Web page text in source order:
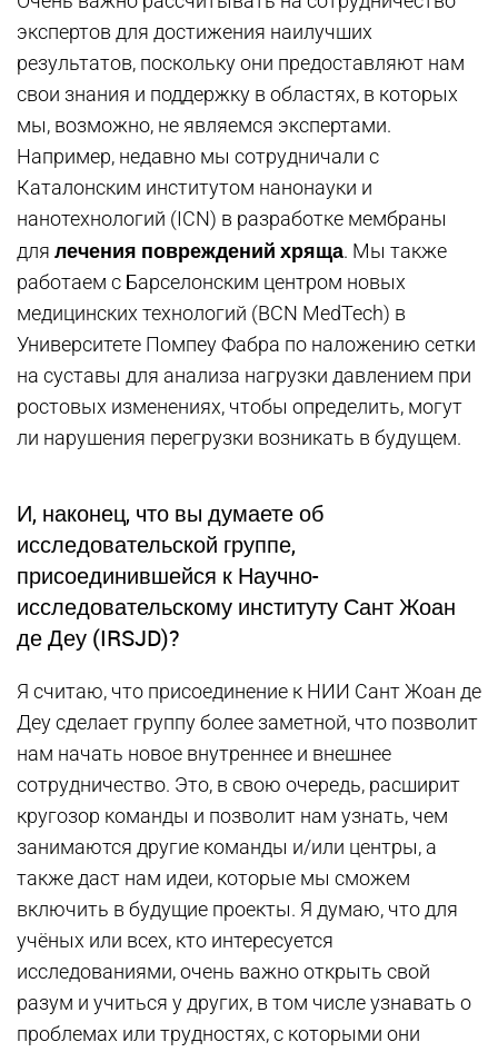
экспертов для достижения наилучших
результатов, поскольку они предоставляют нам
свои знания и поддержку в областях, в которых
мы, возможно, не являемся экспертами.
Например, недавно мы сотрудничали с
Каталонским институтом нанонауки и
нанотехнологий (ICN) в разработке мембраны
для лечения повреждений хряща. Мы также
работаем с Барселонским центром новых
медицинских технологий (BCN MedTech) в
Университете Помпеу Фабра по наложению сетки
на суставы для анализа нагрузки давлением при
ростовых изменениях, чтобы определить, могут
ли нарушения перегрузки возникать в будущем.
И, наконец, что вы думаете об
исследовательской группе,
присоединившейся к Научно-
исследовательскому институту Сант Жоан
де Деу (IRSJD)?
Я считаю, что присоединение к НИИ Сант Жоан де
Деу сделает группу более заметной, что позволит
нам начать новое внутреннее и внешнее
сотрудничество. Это, в свою очередь, расширит
кругозор команды и позволит нам узнать, чем
занимаются другие команды и/или центры, а
также даст нам идеи, которые мы сможем
включить в будущие проекты. Я думаю, что для
учёных или всех, кто интересуется
исследованиями, очень важно открыть свой
разум и учиться у других, в том числе узнавать о
проблемах или трудностях, с которыми они